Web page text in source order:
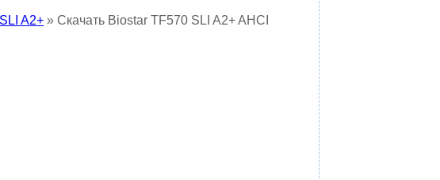
A2+ » Скачать Biostar TF570 SLI A2+ AHCI